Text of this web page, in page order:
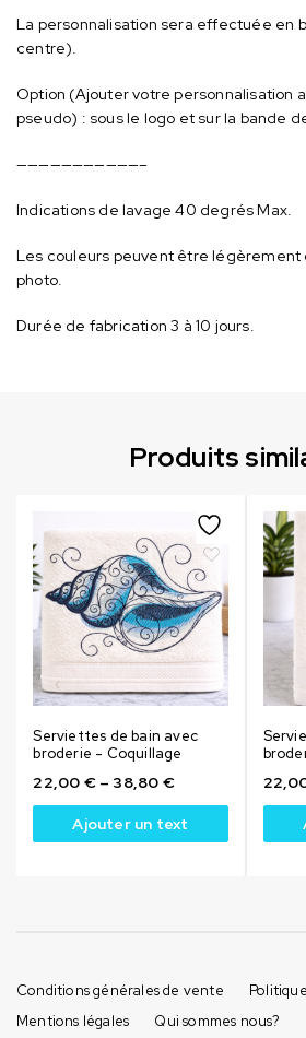
La personnalisation sera effectuée en
centre).
Option (Ajouter votre personnalisation
pseudo) : sous le logo et sur la bande
———————————–
Indications de lavage 40 degrés Max.
Les couleurs peuvent être
photo.
Durée de fabrication 3 à 10 jours.
Produits
Serviettes de bain avec
broderie - Coquillage
22,00 €– 38,80 €
Ajouter un text
Conditions générales de vente
Mentions légales
Qui sommes nous?